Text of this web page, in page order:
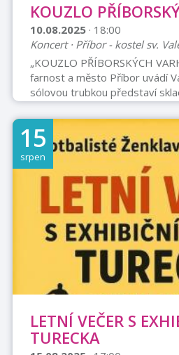
KOUZLO
10.08.2025 · 18:00
Koncert · Příbor - kostel sv.
„KOUZLO PŘÍBORSKÝCH
farnost a město Příbor uvádí
sólovou trubkou představí
Brixiho, P. J. Vejvanovského,
autorů. Interpreti • Hra na
Karolína Blablová, studentka
Umění v Praze • Hra na
absolvent Janáčkovy
ceny a titulu laureáta 22.
interpretační soutěže Pro
15
srpen
LETNÍ VEČER S
TURECKA